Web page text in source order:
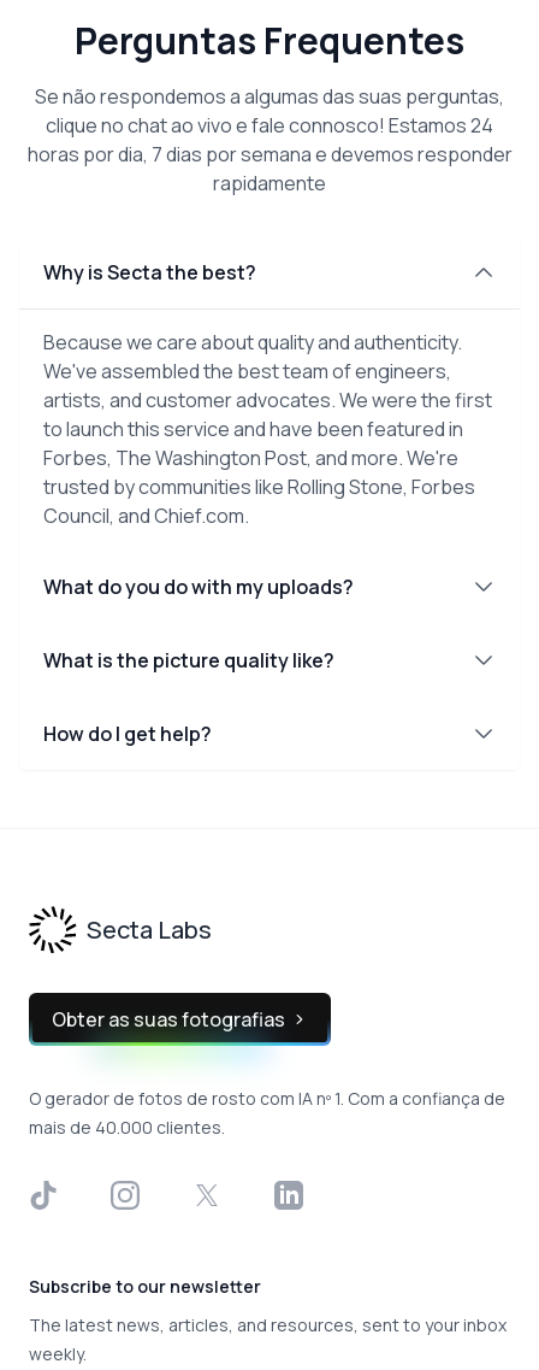
Perguntas Frequentes
Se não respondemos a algumas das suas perguntas,
clique no chat ao vivo e fale connosco! Estamos 24
horas por dia, 7 dias por semana e devemos responder
rapidamente
Why is Secta the best?
Because we care about quality and authenticity.
We've assembled the best team of engineers,
artists, and customer advocates. We were the first
to launch this service and have been featured in
Forbes, The Washington Post, and more. We're
trusted by communities like Rolling Stone, Forbes
Council, and Chief.com.
What do you do with my uploads?
What is the picture quality like?
How do I get help?
Secta Labs
Obter as suas fotografias
O gerador de fotos de rosto com IA nº 1. Com a confiança de
mais de 40.000 clientes.
TikTok InstagramX LinkedIn
Subscribe to our newsletter
The latest news, articles, and resources, sent to your inbox
weekly.